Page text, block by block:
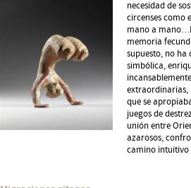
necesidad de
circenses como
mano a
memoria
supuesto, no ha
simbólica,
extraordinarias,
que se
juegos de
unión entre
azarosos,
camino intuitivo